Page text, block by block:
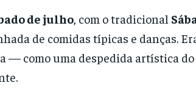
de julho, com o tradicional
de comidas típicas e danças.
— como uma despedida artística